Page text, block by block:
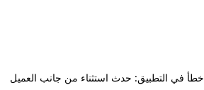
خطأ في التطبيق: حدث استثناء من جانب العميل